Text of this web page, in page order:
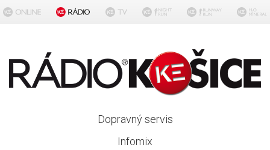
Dopravný servis
Infomix